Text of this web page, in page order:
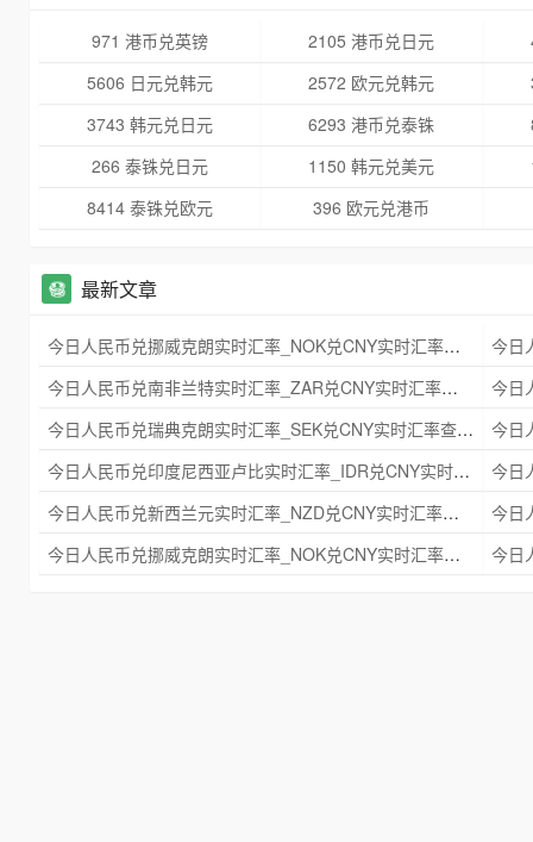
971 港币兑英镑 2105 港币兑日元
5606 日元兑韩元
2572 欧元兑韩元
3743 韩元兑日元
6293 港币兑泰铢
266 泰铢兑日元
1150 韩元兑美元
8414 泰铢兑欧元
396 欧元兑港币
最新文章
今日人民币兑挪威克朗实时汇率_NOK兑CNY实时汇率查询 2025年09月21日
今日人民币兑南非兰特实时汇率_ZAR兑CNY实时汇率查询 2025年09月21日
今日人民币兑瑞典克朗实时汇率_SEK兑CNY实时汇率查询 2025年09月21日
今日人民币兑印度尼西亚卢比实时汇率_IDR兑CNY实时汇率查询 2025年09月21日
今日人民币兑新西兰元实时汇率_NZD兑CNY实时汇率查询 2025年09月21日
今日人民币兑挪威克朗实时汇率_NOK兑CNY实时汇率查询 2025年09月21日